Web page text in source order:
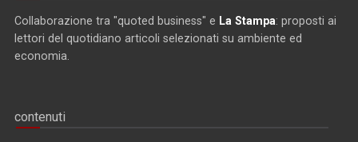
Collaborazione tra "quoted business" e La Stampa: proposti ai
lettori del quotidiano articoli selezionati su ambiente ed
economia.
contenuti